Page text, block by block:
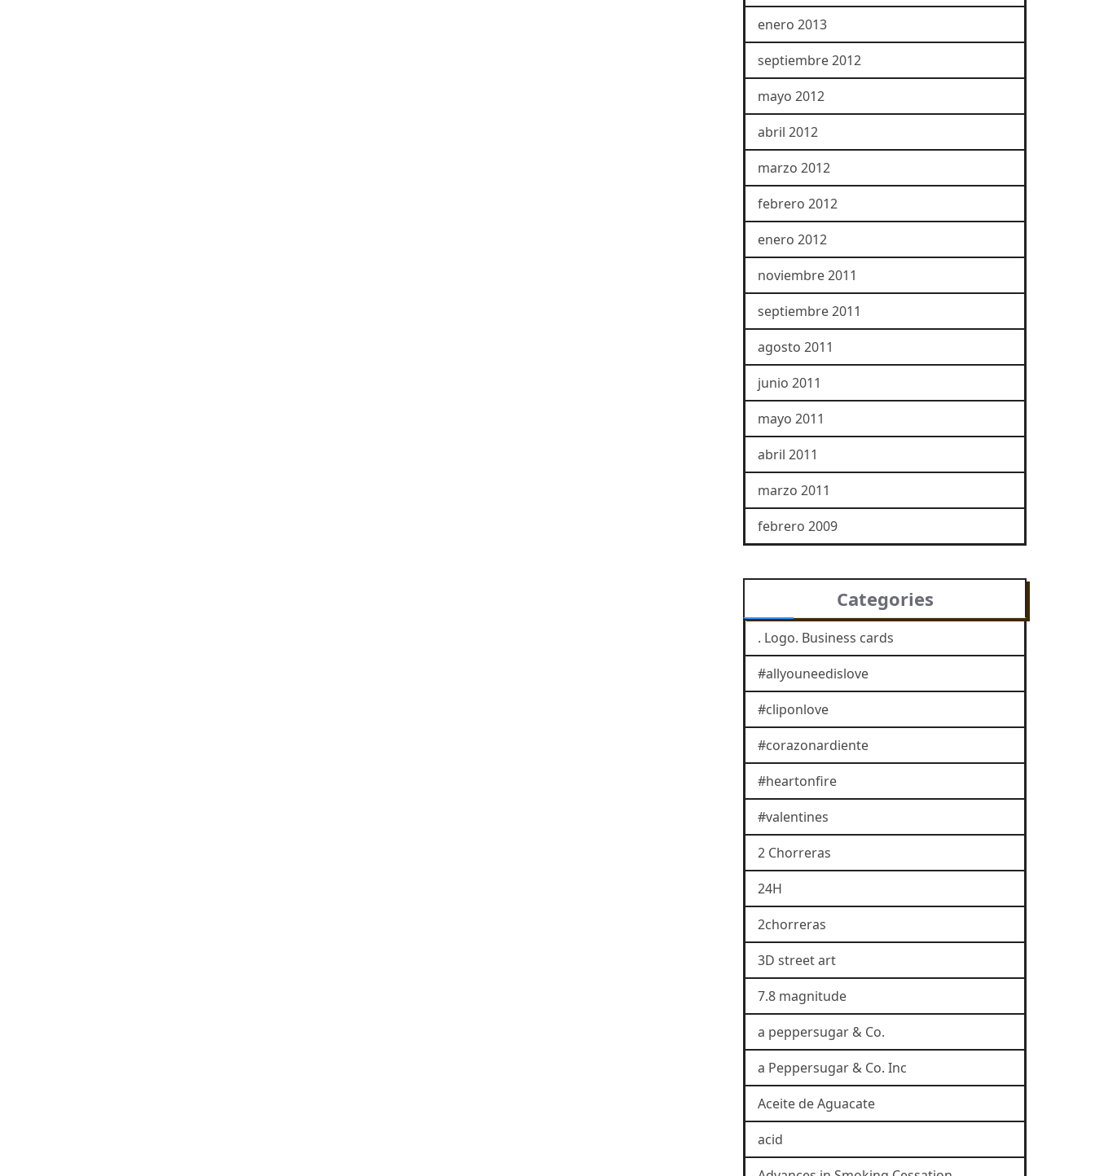
enero 2013
septiembre 2012
mayo 2012
abril 2012
marzo 2012
febrero 2012
enero 2012
noviembre 2011
septiembre 2011
agosto 2011
junio 2011
mayo 2011
abril 2011
marzo 2011
febrero 2009
Categories
. Logo. Business cards
#allyouneedislove
#cliponlove
#corazonardiente
#heartonfire
#valentines
2 Chorreras
24H
2chorreras
3D street art
7.8 magnitude
a peppersugar & Co.
a Peppersugar & Co. Inc
Aceite de Aguacate
acid